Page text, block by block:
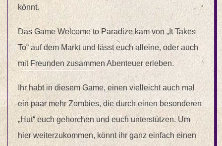
könnt.
Das Game Welcome to Paradize kam von „It Takes
To“ auf dem Markt und lässt euch alleine, oder auch
mit Freunden zusammen Abenteuer erleben.
Ihr habt in diesem Game, einen vielleicht auch mal
ein paar mehr Zombies, die durch einen besonderen
„Hut“ euch gehorchen und euch unterstützen. Um
hier weiterzukommen, könnt ihr ganz einfach einen